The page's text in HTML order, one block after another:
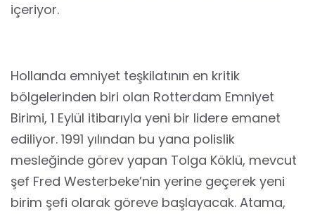
içeriyor.
Hollanda emniyet teşkilatının en kritik
bölgelerinden biri olan Rotterdam Emniyet
Birimi, 1 Eylül itibarıyla yeni bir lidere emanet
ediliyor. 1991 yılından bu yana polislik
mesleğinde görev yapan Tolga Köklü, mevcut
şef Fred Westerbeke’nin yerine geçerek yeni
birim şefi olarak göreve başlayacak. Atama,